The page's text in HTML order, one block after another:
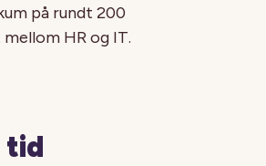
på rundt 200
HR og IT.
tid